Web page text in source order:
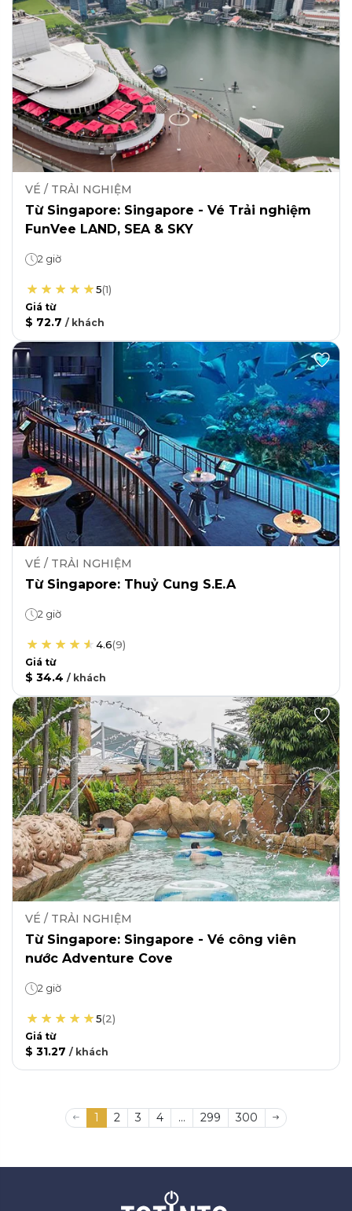
VÉ / TRẢI NGHIỆM
Từ Singapore: Singapore - Vé Trải nghiệm
FunVee LAND, SEA & SKY
2 giờ
5(1)
Giá từ
$ 72.7 / khách
VÉ / TRẢI NGHIỆM
Từ Singapore: Thuỷ Cung S.E.A
2 giờ
4.6(9)
Giá từ
$ 34.4 / khách
VÉ / TRẢI NGHIỆM
Từ Singapore: Singapore - Vé công viên
nước Adventure Cove
2 giờ
5(2)
Giá từ
$ 31.27 / khách
1 2 3 4 ... 299 300